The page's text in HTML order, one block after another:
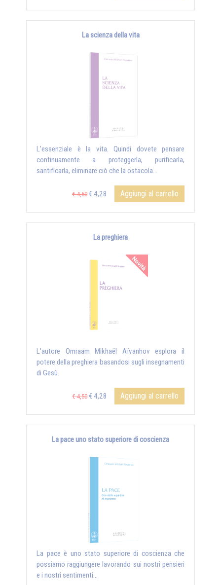
La scienza della vita
L’essenziale è la vita. Quindi dovete pensare
continuamente a proteggerla, purificarla,
santificarla, eliminare ciò che la ostacola...
€ 4,50 € 4,28 Aggiungi al carrello
La preghiera
L'autore Omraam Mikhaël Aïvanhov esplora il
potere della preghiera basandosi sugli insegnamenti
di Gesù.
€ 4,50 € 4,28 Aggiungi al carrello
La pace uno stato superiore di coscienza
La pace è uno stato superiore di coscienza che
possiamo raggiungere lavorando sui nostri pensieri
e i nostri sentimenti...